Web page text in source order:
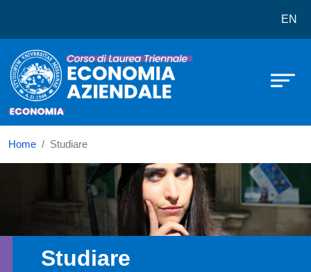
Corso di laurea in Economia EN
Home Studiare
Studiare